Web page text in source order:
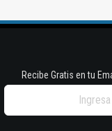
Recibe Gratis en tu